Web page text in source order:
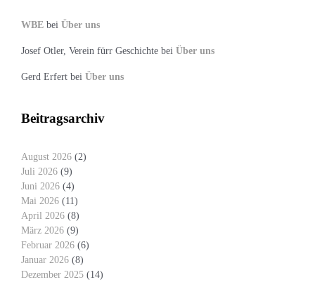
WBE bei Über uns
Josef Otler, Verein fürr Geschichte bei Über uns
Gerd Erfert bei Über uns
Beitragsarchiv
August 2026 (2)
Juli 2026 (9)
Juni 2026 (4)
Mai 2026 (11)
April 2026 (8)
März 2026 (9)
Februar 2026 (6)
Januar 2026 (8)
Dezember 2025 (14)